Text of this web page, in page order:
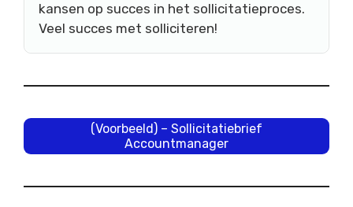
kansen op succes in het sollicitatieproces.
Veel succes met solliciteren!
(Voorbeeld) – Sollicitatiebrief
Accountmanager